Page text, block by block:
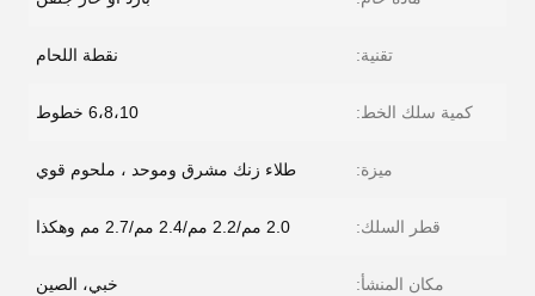
تقنية: نقطة اللحام
كمية سلك الخط: 6،8،10 خطوط
ميزة: طلاء زنك مشرق وموحد ، ملحوم قوي
قطر السلك: 2.0 مم/2.2 مم/2.4 مم/2.7 مم وهكذا
مكان المنشأ: خبي، الصين